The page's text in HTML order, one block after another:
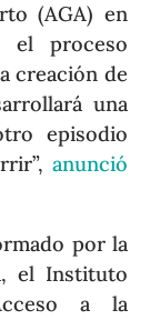
(AGA) en
el proceso
creación de
una
episodio
anunció
por la
el Instituto
a la